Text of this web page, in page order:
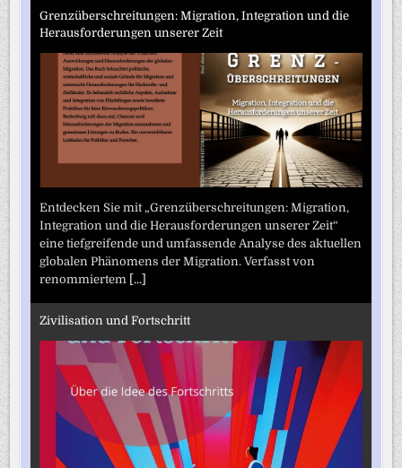
Grenzüberschreitungen: Migration, Integration und die
Herausforderungen unserer Zeit
Entdecken Sie mit „Grenzüberschreitungen: Migration,
Integration und die Herausforderungen unserer Zeit“
eine tiefgreifende und umfassende Analyse des aktuellen
globalen Phänomens der Migration. Verfasst von
renommiertem
[...]
Zivilisation und Fortschritt